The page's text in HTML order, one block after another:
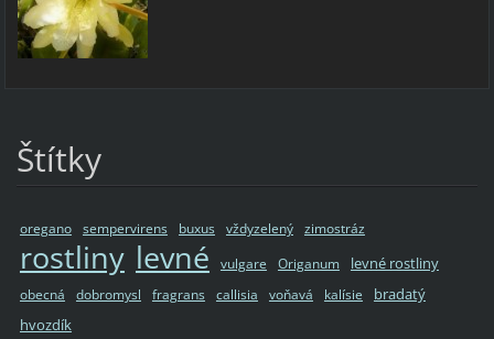
Štítky
oregano sempervirens buxus vždyzelený zimostráz
rostliny levné vulgare Origanum levné rostliny
obecná dobromysl fragrans callisia voňavá kalísie
bradatý
hvozdík